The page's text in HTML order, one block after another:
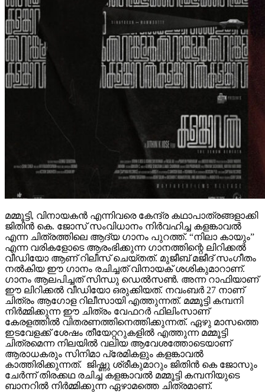
മമ്മൂട്ടി, വിനായകൻ എന്നിവരെ കേന്ദ്ര കഥാപാത്രങ്ങളാക്കി
ജിതിൻ കെ. ജോസ് സംവിധാനം നിർവഹിച്ച കളങ്കാവൽ
എന്ന ചിത്രത്തിലെ ആദ്യ ഗാനം പുറത്ത്. “നിലാ കായും”
എന്ന വരികളോടെ ആരംഭിക്കുന്ന ഗാനത്തിന്റെ ലിറിക്കൽ
വീഡിയോ ആണ് റിലീസ് ചെയ്തത്. മുജീബ് മജീദ് സംഗീതം
നൽകിയ ഈ ഗാനം രചിച്ചത് വിനായക് ശശികുമാറാണ്.
ഗാനം ആലപിച്ചത് സിന്ധു ഡെൽസൺ. അന്ന റാഫിയാണ്
ഈ ലിറിക്കൽ വീഡിയോ ഒരുക്കിയത്. നവംബർ 27 നാണ്
ചിത്രം ആഗോള റിലീസായി എത്തുന്നത്. മമ്മൂട്ടി കമ്പനി
നിർമ്മിക്കുന്ന ഈ ചിത്രം വേഫറർ ഫിലിംസാണ്
കേരളത്തിൽ വിതരണത്തിനെത്തിക്കുന്നത്. ഏഴു മാസത്തെ
ഇടവേളക്ക് ശേഷം തീയേറ്ററുകളിൽ എത്തുന്ന മമ്മൂട്ടി
ചിത്രമെന്ന നിലയിൽ വലിയ ആവേശത്തോടെയാണ്
ആരാധകരും സിനിമാ പ്രേമികളും കളങ്കാവൽ
കാത്തിരിക്കുന്നത്. ജിഷ്ണു ശ്രീകുമാറും ജിതിൻ കെ ജോസും
ചേർന്ന് തിരക്കഥ രചിച്ച കളങ്കാവൽ മമ്മൂട്ടി കമ്പനിയുടെ
ബാനറിൽ നിർമ്മിക്കുന്ന ഏഴാമത്തെ ചിത്രമാണ്.